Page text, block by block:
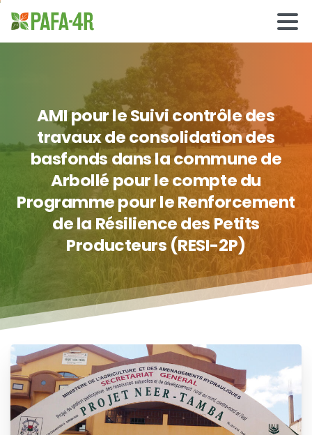
AMIpourleSuivicontrôledes
travauxdeconsolidationdes
basfonds danslacommunede
Arbollé pourlecomptedu
ProgrammepourleRenforcement
dela Résiliencedes Petits
Producteurs(RESI-2P)